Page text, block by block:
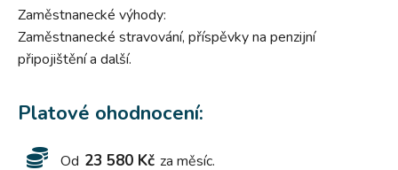
Zaměstnanecké výhody:
Zaměstnanecké stravování, příspěvky na penzijní
připojištění a další.
Platové ohodnocení:
Od 23 580 Kč za měsíc.